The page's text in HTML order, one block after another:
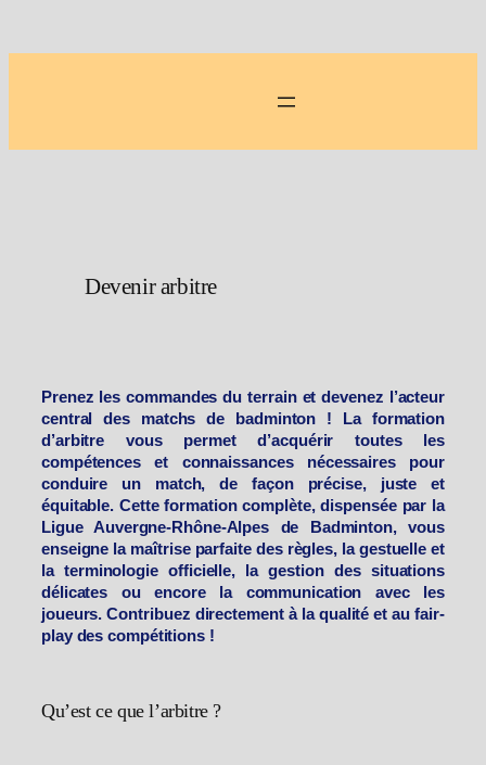
Devenir arbitre
Prenez les commandes du terrain et devenez l’acteur
central des matchs de badminton ! La formation
d’arbitre vous permet d’acquérir toutes les
compétences et connaissances nécessaires pour
conduire un match, de façon précise, juste et
équitable. Cette formation complète, dispensée par la
Ligue Auvergne-Rhône-Alpes de Badminton, vous
enseigne la maîtrise parfaite des règles, la gestuelle et
la terminologie officielle, la gestion des situations
délicates ou encore la communication avec les
joueurs. Contribuez directement à la qualité et au fair-
play des compétitions !
Qu’est ce que l’arbitre ?